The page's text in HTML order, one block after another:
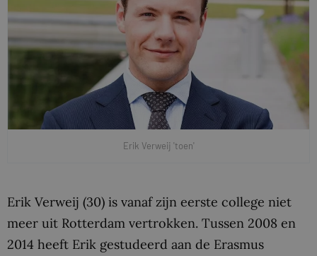
Erik Verweij 'toen'
Erik Verweij (30) is vanaf zijn eerste college niet
meer uit Rotterdam vertrokken. Tussen 2008 en
2014 heeft Erik gestudeerd aan de Erasmus